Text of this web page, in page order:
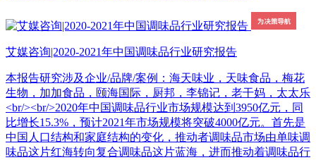
艾媒咨询|2020-2021年中国调味品行业研究报告
本报告研究涉及企业/品牌/案例：海天味业，天味食品，梅花
生物，加加食品，颐海国际，厨邦，李锦记，老干妈，太太乐
<br/><br/>2020年中国调味品行业市场规模达到3950亿元，同
比增长15.3%，预计2021年市场规模将突破4000亿元。首先是
中国人口结构和家庭结构的变化，推动者调味品市场由单味调
味品这片红海转向复合调味品这片蓝海，进而推动着调味品行